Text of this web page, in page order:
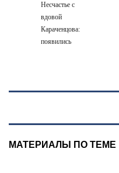
Несчастье с
вдовой
Караченцова:
появились
Поргиной
МАТЕРИАЛЫ ПО ТЕМЕ